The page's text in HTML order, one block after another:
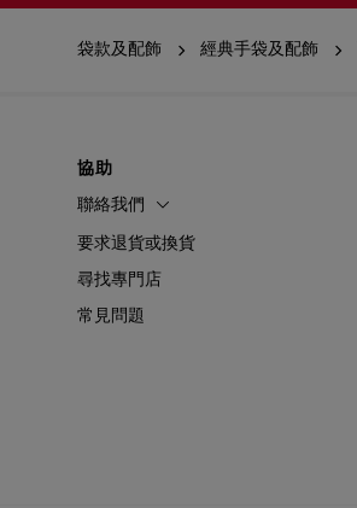
袋款及配飾 經典手袋及配飾
協助
聯絡我們
要求退貨或換貨
尋找專門店
常見問題